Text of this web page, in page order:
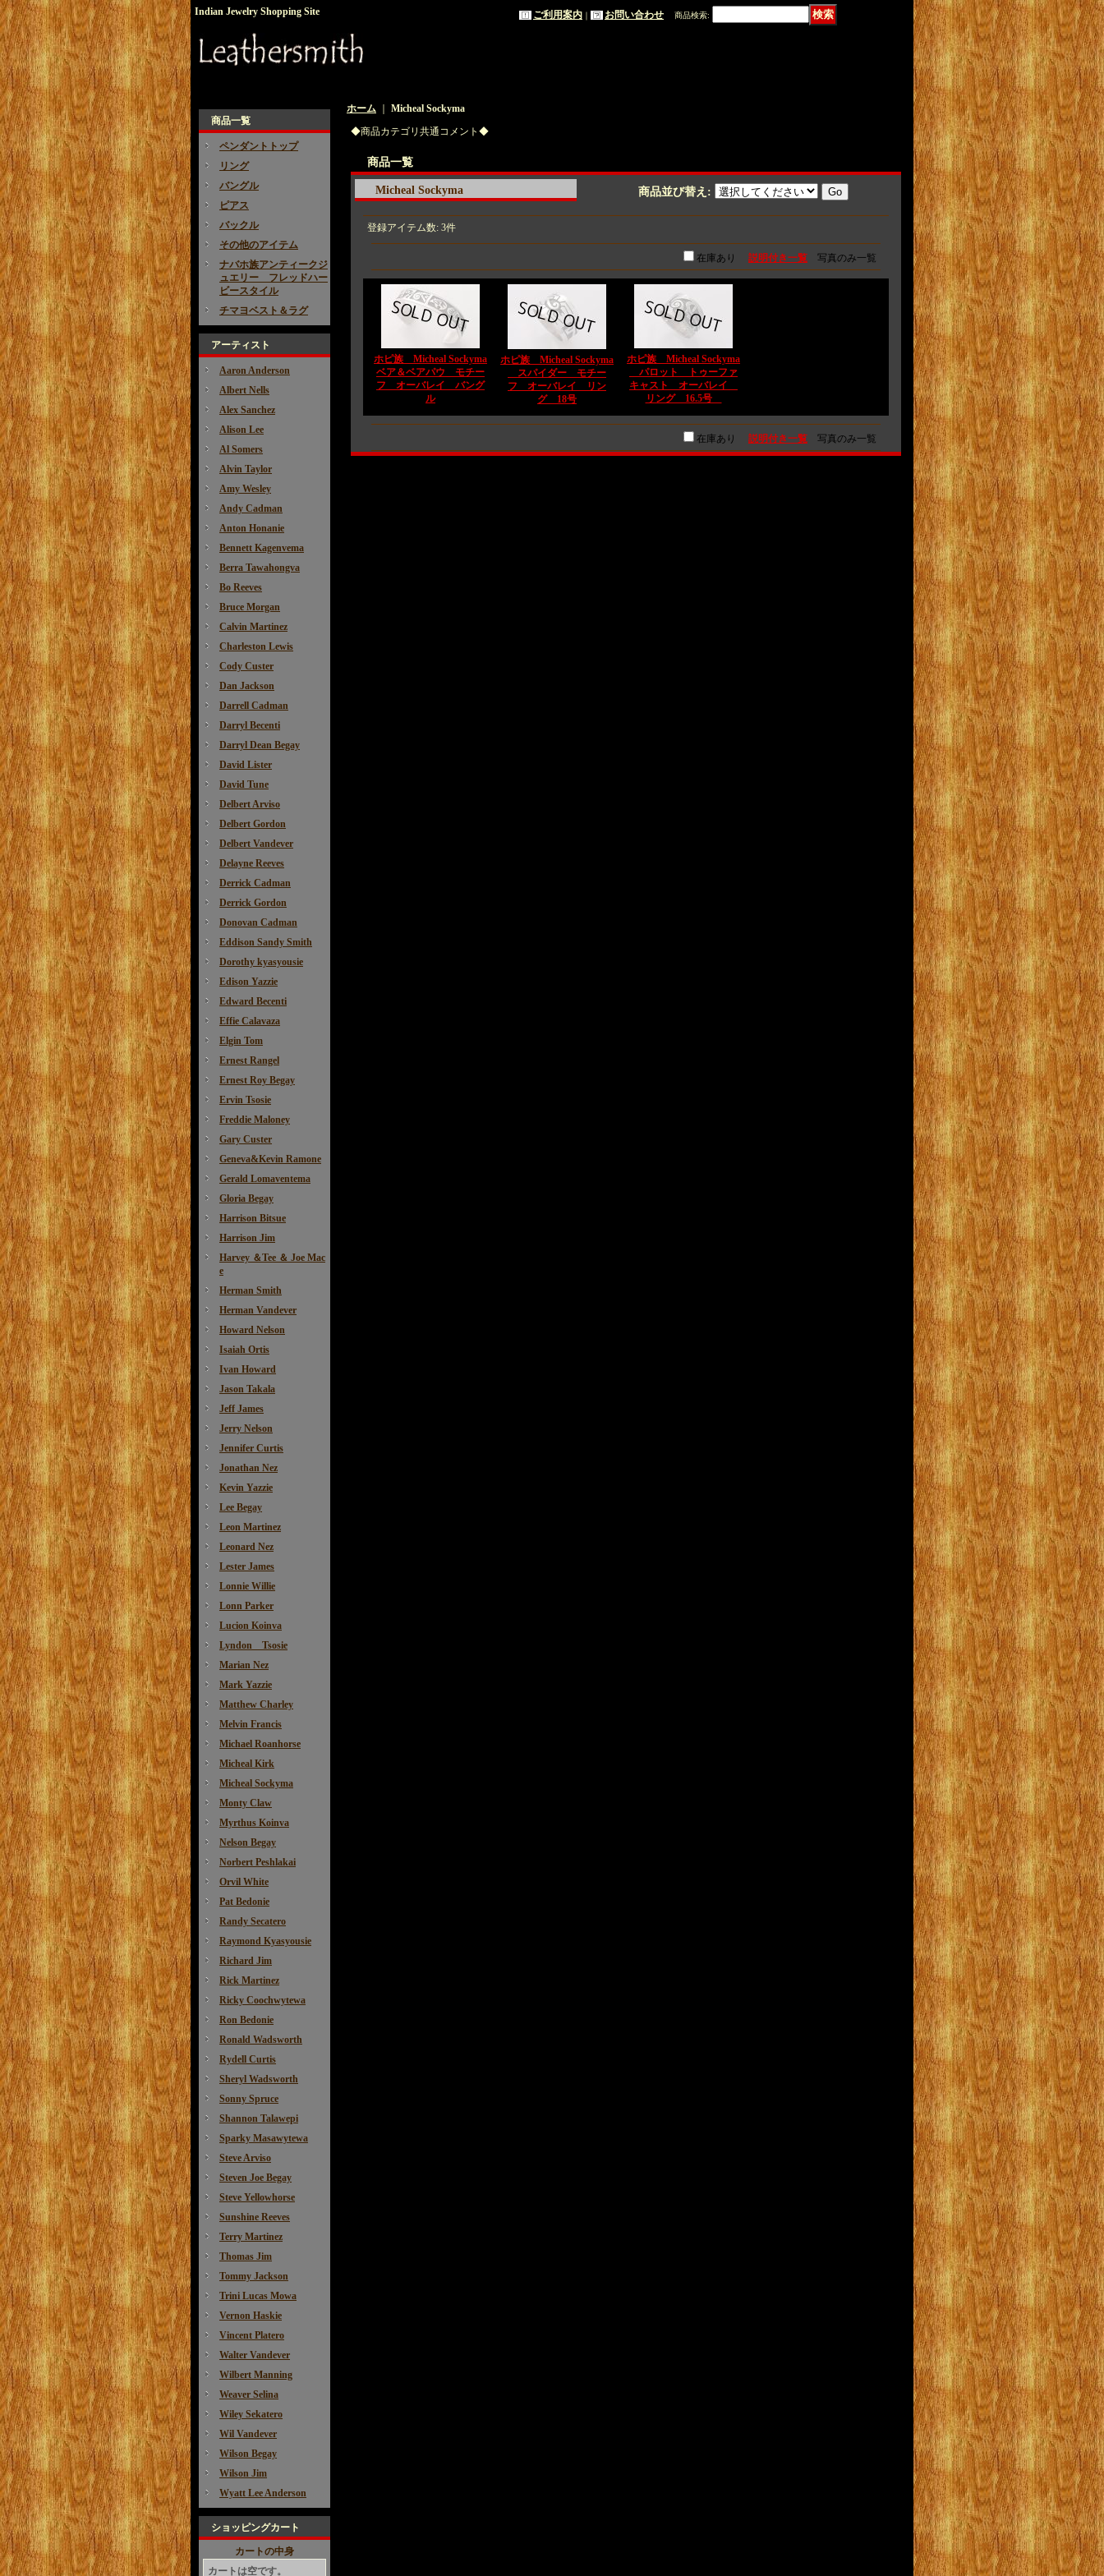
Indian Jewelry Shopping Site ご利用案内 ｜ お問い合わせ 商品検索:
商品一覧
ペンダントトップ
リング
バングル
ピアス
バックル
その他のアイテム
ナバホ族アンティークジ
ュエリー フレッドハー
ビースタイル
チマヨベスト＆ラグ
アーティスト
Aaron Anderson
Albert Nells
Alex Sanchez
Alison Lee
Al Somers
Alvin Taylor
Amy Wesley
Andy Cadman
Anton Honanie
Bennett Kagenvema
Berra Tawahongva
Bo Reeves
Bruce Morgan
Calvin Martinez
Charleston Lewis
Cody Custer
Dan Jackson
Darrell Cadman
Darryl Becenti
Darryl Dean Begay
David Lister
David Tune
Delbert Arviso
Delbert Gordon
Delbert Vandever
Delayne Reeves
Derrick Cadman
Derrick Gordon
Donovan Cadman
Eddison Sandy Smith
Dorothy kyasyousie
Edison Yazzie
Edward Becenti
Effie Calavaza
Elgin Tom
Ernest Rangel
Ernest Roy Begay
Ervin Tsosie
Freddie Maloney
Gary Custer
Geneva&Kevin Ramone
Gerald Lomaventema
Gloria Begay
Harrison Bitsue
Harrison Jim
Harvey ＆Tee ＆ Joe Mac
e
Herman Smith
Herman Vandever
Howard Nelson
Isaiah Ortis
Ivan Howard
Jason Takala
Jeff James
Jerry Nelson
Jennifer Curtis
Jonathan Nez
Kevin Yazzie
Lee Begay
Leon Martinez
Leonard Nez
Lester James
Lonnie Willie
Lonn Parker
Lucion Koinva
Lyndon Tsosie
Marian Nez
Mark Yazzie
Matthew Charley
Melvin Francis
Michael Roanhorse
Micheal Kirk
Micheal Sockyma
Monty Claw
Myrthus Koinva
Nelson Begay
Norbert Peshlakai
Orvil White
Pat Bedonie
Randy Secatero
Raymond Kyasyousie
Richard Jim
Rick Martinez
Ricky Coochwytewa
Ron Bedonie
Ronald Wadsworth
Rydell Curtis
Sheryl Wadsworth
Sonny Spruce
Shannon Talawepi
Sparky Masawytewa
Steve Arviso
Steven Joe Begay
Steve Yellowhorse
Sunshine Reeves
Terry Martinez
Thomas Jim
Tommy Jackson
Trini Lucas Mowa
Vernon Haskie
Vincent Platero
Walter Vandever
Wilbert Manning
Weaver Selina
Wiley Sekatero
Wil Vandever
Wilson Begay
Wilson Jim
Wyatt Lee Anderson
ショッピングカート
カートの中身
カートは空です。
ホーム
Micheal Sockyma
◆商品カテゴリ共通コメント◆
商品一覧
Micheal Sockyma 商品並び替え :
登録アイテム数: 3件
在庫あり 説明付き一覧 写真のみ一覧
ホピ族 Micheal Sockyma
ベア＆ベアパウ モチー
フ オーバレイ バング
ル
ホピ族 Micheal Sockyma
スパイダー モチー
フ オーバレイ リン
グ 18号
ホピ族 Micheal Sockyma
パロット トゥーファ
キャスト オーバレイ
リング 16.5号
在庫あり 説明付き一覧 写真のみ一覧